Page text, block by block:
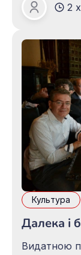
відкриті
великою
людям. Згадую свою матусю -
Зоя
2
Культура
Далека і
Видатною